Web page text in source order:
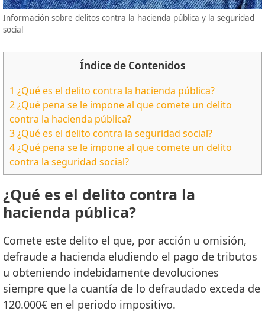
Información sobre delitos contra la hacienda pública y la seguridad
social
Índice de Contenidos
1 ¿Qué es el delito contra la hacienda pública?
2¿Qué pena se le impone al que comete un delito
contra la hacienda pública?
3¿Qué es el delito contra la seguridad social?
4¿Qué pena se le impone al que comete un delito
contra la seguridad social?
¿Qué es el delito contra la
hacienda pública?
Comete este delito el que, por acción u omisión,
defraude a hacienda eludiendo el pago de tributos
u obteniendo indebidamente devoluciones
siempre que la cuantía de lo defraudado exceda de
120.000€ en el periodo impositivo.